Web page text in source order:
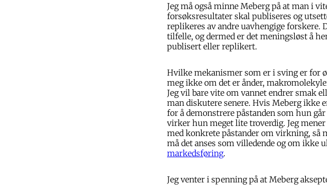
Jeg må også minne Meberg på at man i
forsøksresultater skal publiseres og
replikeres av andre uavhengige forskere.
tilfelle, og dermed er det meningsløst å
publisert eller replikert.
Hvilke mekanismer som er i sving er for
meg ikke om det er ånder,
Jeg vil bare vite om vannet endrer smak
man diskutere senere. Hvis Meberg
for å demonstrere påstanden som hun
virker hun meget lite troverdig. Jeg
med konkrete påstander om virkning, så
må det anses som villedende og om ikke
markedsføring.
Jeg venter i spenning på at Meberg